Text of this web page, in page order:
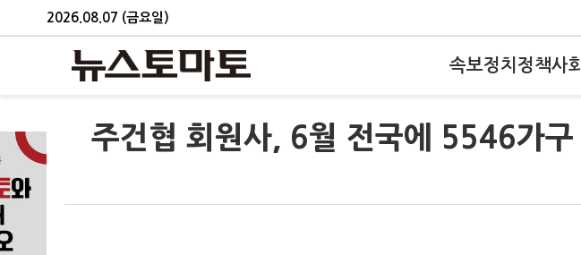
2026.08.07 (금요일)
속보정치 정책사회
주건협 회원사, 6월 전국에 5546가구